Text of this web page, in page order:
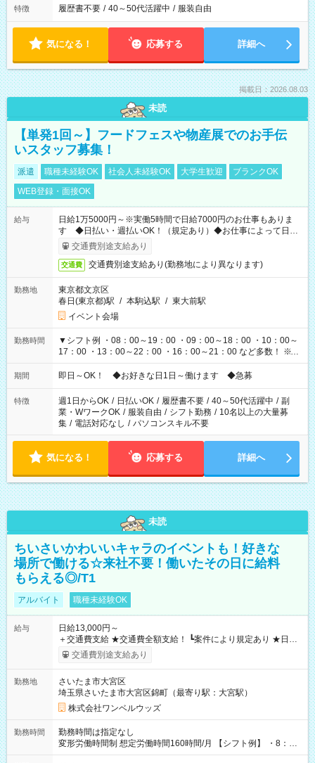
特徴 履歴書不要 / 40～50代活躍中 / 服装自由
気になる！ 応募する 詳細へ
掲載日：2026.08.03
未読
【単発1回～】フードフェスや物産展でのお手伝
いスタッフ募集！
派遣 職種未経験OK 社会人未経験OK 大学生歓迎
ブランクOK
WEB登録・面接OK
給与
日給1万5000円～※実働5時間で日給7000円のお仕事もありま
す ◆日払い・週払いOK！（規定あり）◆お仕事によって日給
も異なります
交通費別途支給あり
交通費 交通費別途支給あり(勤務地により異なります)
勤務地
東京都文京区
春日(東京都)駅 / 本駒込駅 / 東大前駅
イベント会場
勤務時間
▼シフト例 ・08：00～19：00 ・09：00～18：00 ・10：00～
17：00 ・13：00～22：00 ・16：00～21：00 など多数！ ※お
仕事により勤務時間が異なります
期間 即日～OK！ ◆お好きな日1日～働けます ◆急募
特徴 週1日からOK / 日払いOK / 履歴書不要 / 40～50代活躍中 / 副
業・WワークOK / 服装自由 / シフト勤務 / 10名以上の大量募
集 / 電話対応なし / パソコンスキル不要
気になる！ 応募する 詳細へ
未読
ちいさいかわいいキャラのイベントも！好きな
場所で働ける☆来社不要！働いたその日に給料
もらえる◎/T1
アルバイト 職種未経験OK
給与
日給13,000円～
＋交通費支給 ★交通費全額支給！ ┗案件により規定あり ★日払
いOK！（規定あり） ┗働いたその日に現金GET♪ お仕事後はコ
ンビニATMから 日払い分を引き落とせます！ 【試用期間】試
交通費別途支給あり
勤務地
さいたま市大宮区
埼玉県さいたま市大宮区錦町（最寄り駅：大宮駅）
株式会社ワンベルウッズ
勤務時間
勤務時間は指定なし
変形労働時間制 想定労働時間160時間/月 【シフト例】 ・8：00
～21：00